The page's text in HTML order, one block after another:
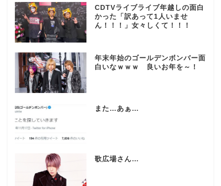
CDTVライブライブ年越しの面白
かった「訳あって1人いませ
ん！！！」女々しくて！！！
年末年始のゴールデンボンバー面
白いなｗｗｗ 良いお年を～！
また…あぁ…
歌広場さん…